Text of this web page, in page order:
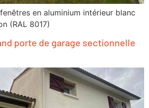
en aluminium intérieur blanc
(RAL 8017)
porte de garage sectionnelle